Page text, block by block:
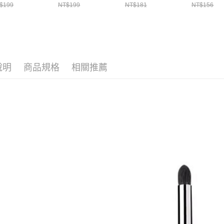
交易，需
NT$199 NT$181 NT$156
明 商品規格 相關推薦